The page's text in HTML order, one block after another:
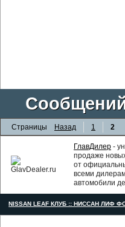
Страницы Назад 1 2
ГлавДилер -
продаже
от
всеми
автомобили
NISSAN LEAF КЛУБ :: НИССАН ЛИФ